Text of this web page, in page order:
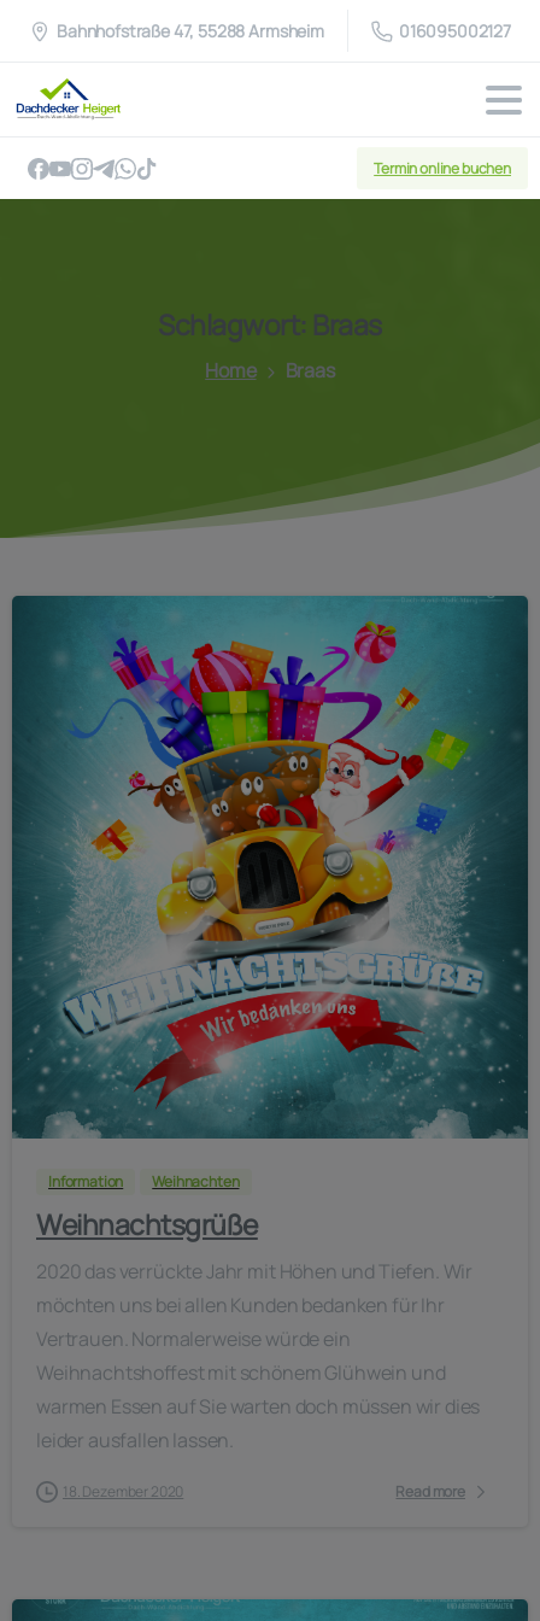
Bahnhofstraße 47, 55288 Armsheim 016095002127
Termin online buchen
Schlagwort: Braas
Home Braas
Information Weihnachten
Weihnachtsgrüße
2020 das verrückte Jahr mit Höhen und Tiefen. Wir
möchten uns bei allen Kunden bedanken für Ihr
Vertrauen. Normalerweise würde ein
Weihnachtshoffest mit schönem Glühwein und
warmen Essen auf Sie warten doch müssen wir dies
leider ausfallen lassen.
18. Dezember 2020 Read more